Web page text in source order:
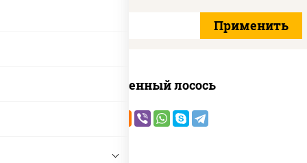
Запеченный лосось